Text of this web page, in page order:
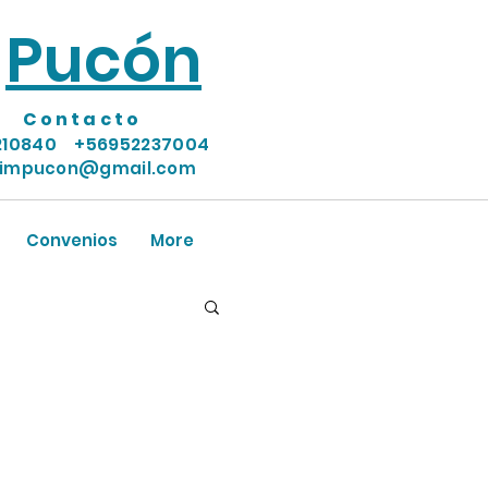
Pucón
Contacto
+56952237004
Convenios More